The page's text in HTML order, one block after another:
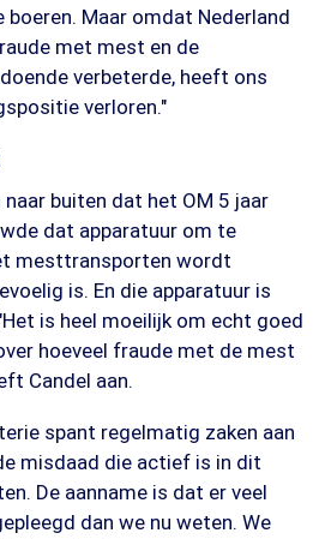
boeren. Maar omdat Nederland
met mest en de
verbeterde, heeft ons
verloren."
buiten dat het OM 5 jaar
dat apparatuur om te
mesttransporten wordt
is. En die apparatuur is
is heel moeilijk om echt goed
hoeveel fraude met de mest
Candel aan.
spant regelmatig zaken aan
misdaad die actief is in dit
De aanname is dat er veel
dan we nu weten. We